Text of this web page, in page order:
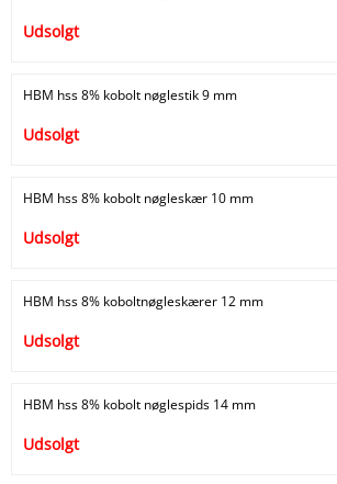
Udsolgt
HBM hss 8% kobolt nøglestik 9 mm
Udsolgt
HBM hss 8% kobolt nøgleskær 10 mm
Udsolgt
HBM hss 8% koboltnøgleskærer 12 mm
Udsolgt
HBM hss 8% kobolt nøglespids 14 mm
Udsolgt